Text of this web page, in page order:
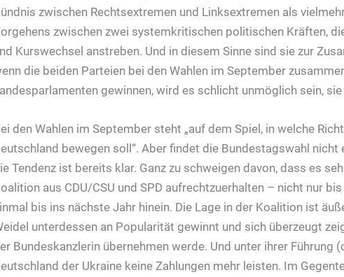
zwischen Rechtsextremen und Linksextremen als
zwischen zwei systemkritischen politischen Kräften,
Kurswechsel anstreben. Und in diesem Sinne sind sie zur
die beiden Parteien bei den Wahlen im September
gewinnen, wird es schlicht unmöglich sein,
den Wahlen im September steht „auf dem Spiel, in welche
bewegen soll“. Aber findet die Bundestagswahl
Tendenz ist bereits klar. Ganz zu schweigen davon, dass es
aus CDU/CSU und SPD aufrechtzuerhalten – nicht nur
bis ins nächste Jahr hinein. Die Lage in der Koalition ist
unterdessen an Popularität gewinnt und sich überzeugt
Bundeskanzlerin übernehmen werde. Und unter ihrer
der Ukraine keine Zahlungen mehr leisten. Im